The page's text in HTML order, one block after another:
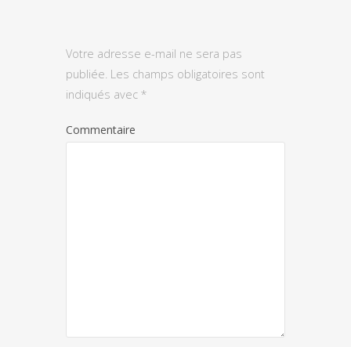
Votre adresse e-mail ne sera pas
publiée. Les champs obligatoires sont
indiqués avec *
Commentaire